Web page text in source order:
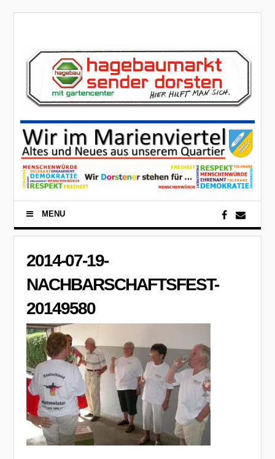
MENU
2014-07-19-
NACHBARSCHAFTSFEST-
20149580